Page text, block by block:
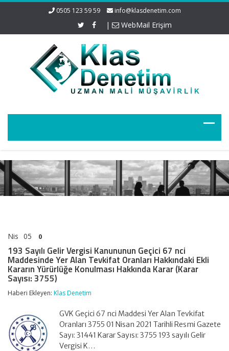
0505 123 59 59 info@klasdenetim.com
| WebMail Erişim
Nis 05 0
193 Sayılı Gelir Vergisi Kanununun Geçici 67 nci
Maddesinde Yer Alan Tevkifat Oranları Hakkındaki Ekli
Kararın Yürürlüğe Konulması Hakkında Karar (Karar
Sayısı: 3755)
Haberi Ekleyen: Klas Denetim
GVK Geçici 67 nci Maddesi Yer Alan Tevkifat
Oranları 3755 01 Nisan 2021 Tarihli Resmi Gazete
Sayı: 31441 Karar Sayısı: 3755 193 sayılı Gelir
Vergisi K…